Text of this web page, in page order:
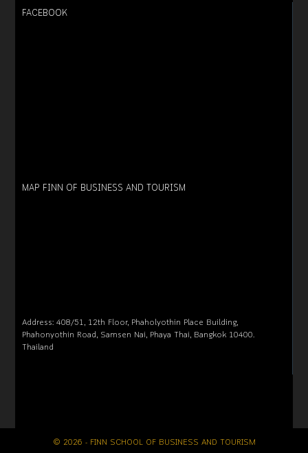
FACEBOOK
MAP FINN OF BUSINESS AND TOURISM
Address: 408/51, 12th Floor, Phaholyothin Place Building,
Phahonyothin Road, Samsen Nai, Phaya Thai, Bangkok 10400.
Thailand
© 2026 - FINN SCHOOL OF BUSINESS AND TOURISM